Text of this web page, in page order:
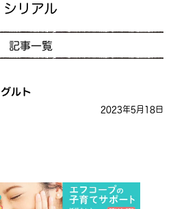
シリアル
記事一覧
ルト
2023年5月18日